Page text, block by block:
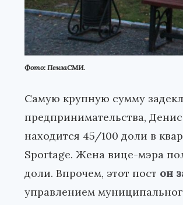
Фото: ПензаСМИ.
Самую крупную сумму
предпринимательства,
находится 45/100 доли в
Sportage. Жена вице-мэра
доли. Впрочем, этот пост он
управлением